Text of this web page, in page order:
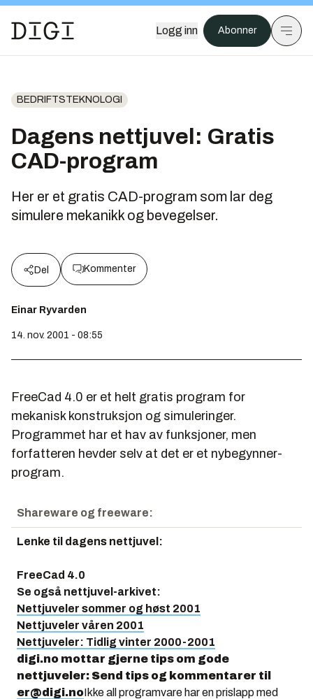
Logg inn Abonner
BEDRIFTSTEKNOLOGI
Dagens nettjuvel: Gratis
CAD-program
Her er et gratis CAD-program som lar deg
simulere mekanikk og bevegelser.
Del Kommenter
Einar Ryvarden
14. nov. 2001 - 08:55
FreeCad 4.0 er et helt gratis program for
mekanisk konstruksjon og simuleringer.
Programmet har et hav av funksjoner, men
forfatteren hevder selv at det er et nybegynner-
program.
Shareware og freeware:
Lenke til dagens nettjuvel :
FreeCad 4.0
Se også nettjuvel-arkivet:
Nettjuveler sommer og høst 2001
Nettjuveler våren 2001
Nettjuveler: Tidlig vinter 2000-2001
digi.no mottar gjerne tips om gode
nettjuveler: Send tips og kommentarer til
er@digi.noIkke all programvare har en prislapp med